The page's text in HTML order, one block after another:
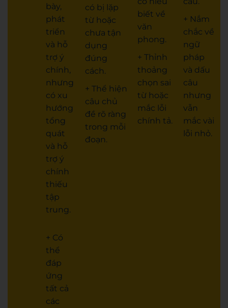
bày,
phát
triển
và hỗ
trợ ý
chính,
nhưng
có xu
hướng
tổng
quát
và hỗ
trợ ý
chính
thiếu
tập
trung.
có bị lặp
từ hoặc
chưa tận
dụng
đúng
cách.
+ Thể hiện
câu chủ
đề rõ ràng
trong mỗi
đoạn.
biết về
văn
phong.
+ Thỉnh
thoảng
chọn sai
từ hoặc
mắc lỗi
chính tả.
+ Nắm
chắc về
ngữ
pháp
và dấu
câu
nhưng
vẫn
mắc vài
lỗi nhỏ.
+ Có
thể
đáp
ứng
tất cả
các